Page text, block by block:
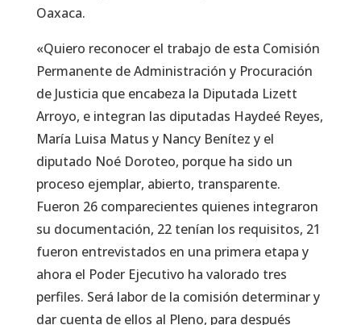
Oaxaca.
«Quiero reconocer el trabajo de esta Comisión
Permanente de Administración y Procuración
de Justicia que encabeza la Diputada Lizett
Arroyo, e integran las diputadas Haydeé Reyes,
María Luisa Matus y Nancy Benítez y el
diputado Noé Doroteo, porque ha sido un
proceso ejemplar, abierto, transparente.
Fueron 26 comparecientes quienes integraron
su documentación, 22 tenían los requisitos, 21
fueron entrevistados en una primera etapa y
ahora el Poder Ejecutivo ha valorado tres
perfiles. Será labor de la comisión determinar y
dar cuenta de ellos al Pleno, para después